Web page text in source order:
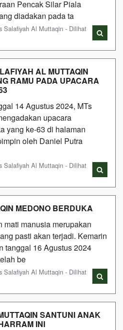
Pencak Silar Piala
diadakan pada ta
Salafiyah Al Muttaqin - Dilihat
AL MUTTAQIN
RAMU PADA UPACARA
14 Agustus 2024, MTs
upacara
yang ke-63 di halaman
oleh Daniel Putra
Salafiyah Al Muttaqin - Dilihat
MEDONO BERDUKA
mati manusia merupakan
pasti akan terjadi. Kemarin
tanggal 16 Agustus 2024
be
Salafiyah Al Muttaqin - Dilihat
SANTUNI ANAK
INI